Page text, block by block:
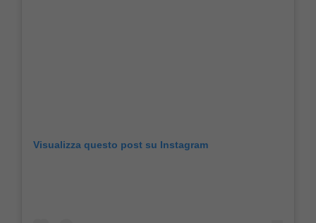
Visualizza questo post su Instagram